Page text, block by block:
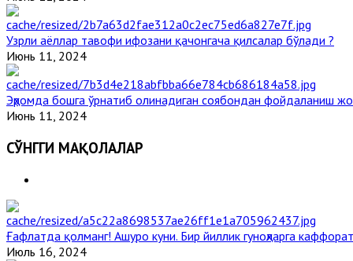
Узрли аёллар тавофи ифозани қачонгача қилсалар бўлади ?
Июнь 11, 2024
Эҳромда бошга ўрнатиб олинадиган соябондан фойдаланиш
Июнь 11, 2024
СЎНГГИ МАҚОЛАЛАР
Ғафлатда қолманг! Ашуро куни. Бир йиллик гуноҳларга
Июль 16, 2024